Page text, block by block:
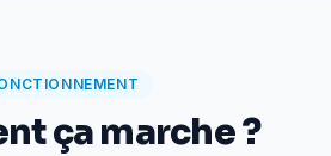
ça marche ?